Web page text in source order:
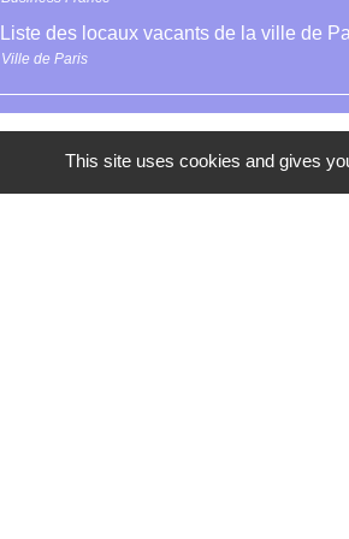
Liste des locaux vacants de la ville de
Ville de Paris
This site uses cookies and gives